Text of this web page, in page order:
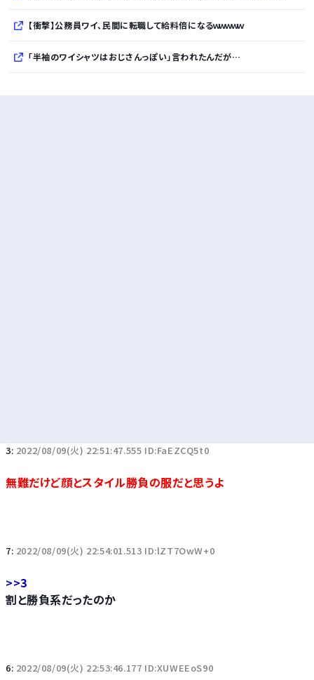
【衝撃】公務員ワイ、民間に転職して給料倍になるｗｗｗｗｗ
「半袖のワイシャツはおじさんっぽい」言われたんだが…
3: 2022/08/09(火) 22:51:47.555 ID:FaEZCQ5t0
無難だけど顔とスタイル勝負の服だと思うよ
7: 2022/08/09(火) 22:54:01.513 ID:lZT7OwW+0
>>3
割と勝負系だったのか
6: 2022/08/09(火) 22:53:46.177 ID:XUWEEoS90